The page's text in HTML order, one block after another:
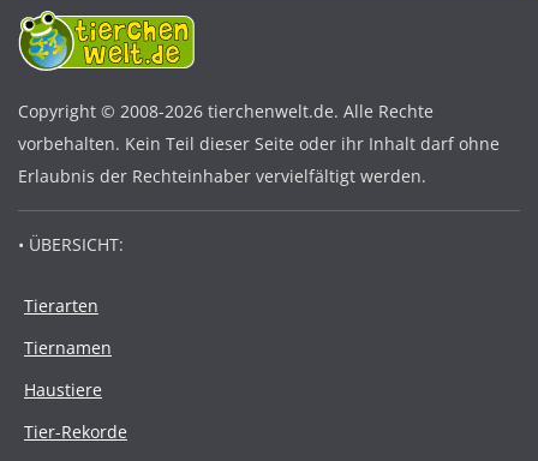
Copyright © 2008-2026 tierchenwelt.de. Alle Rechte
vorbehalten. Kein Teil dieser Seite oder ihr Inhalt darf ohne
Erlaubnis der Rechteinhaber vervielfältigt werden.
• ÜBERSICHT:
Tierarten
Tiernamen
Haustiere
Tier-Rekorde